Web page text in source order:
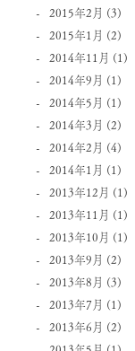
2015年2月 (3)
2015年1月 (2)
2014年11月 (1)
2014年9月 (1)
2014年5月 (1)
2014年3月 (2)
2014年2月 (4)
2014年1月 (1)
2013年12月 (1)
2013年11月 (1)
2013年10月 (1)
2013年9月 (2)
2013年8月 (3)
2013年7月 (1)
2013年6月 (2)